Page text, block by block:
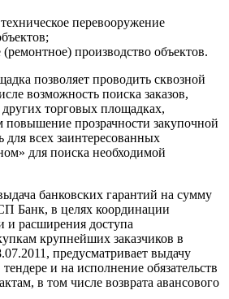
перевооружение
производство объектов.
позволяет проводить сквозной
возможность поиска заказов,
торговых площадках,
повышение прозрачности закупочной
для всех заинтересованных
для поиска необходимой
банковских гарантий на сумму
Банк, в целях координации
и расширения доступа
крупнейших заказчиков в
предусматривает выдачу
и на исполнение обязательств
в том числе возврата авансового